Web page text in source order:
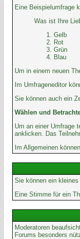
Eine Beispielumfrage
Was ist Ihre
Gelb
Rot
Grün
Blau
Um in einem neuen
Im Umfrageneditor
Sie können auch ein
Wählen und
Um an einer Umfrage
anklicken. Das
Im Allgemeinen
Sie können ein
Eine Stimme für ein
Moderatoren
Forums besonders